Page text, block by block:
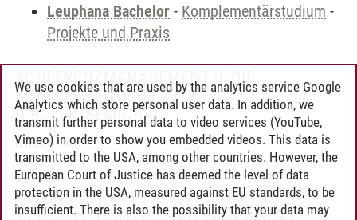
Leuphana Bachelor - Komplementärstudium -
Projekte und Praxis
KONFERENZMANAGEMENT II: DIE
KONFERENZWOCHE 2012
(PROJEKTSEMINAR)
Dozent/in: Sven Prien-Ribcke
Termin:
Einzeltermin | Mi, 19.10.2011, 14:00 - Mi,
We use cookies that are used by the analytics service Google
Analytics which store personal user data. In addition, we
transmit further personal data to video services (YouTube,
Vimeo) in order to show you embedded videos. This data is
transmitted to the USA, among other countries. However, the
European Court of Justice has deemed the level of data
protection in the USA, measured against EU standards, to be
insufficient. There is also the possibility that your data may